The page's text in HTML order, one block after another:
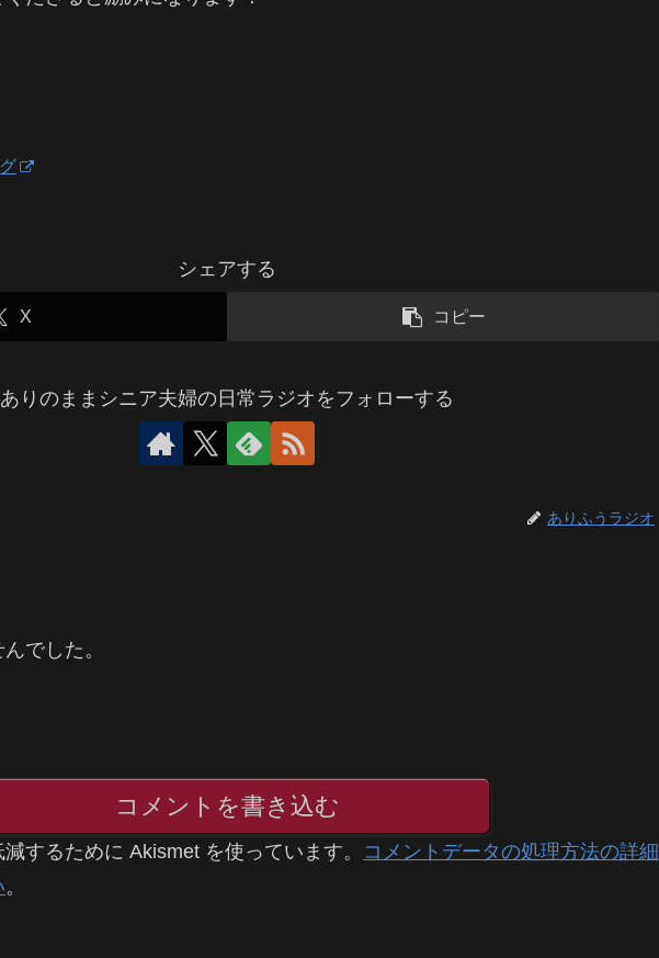
シェアする
X コピー
ありのままシニア夫婦の日常ラジオをフォローする
ありふうラジオ
でした。
コメントを書き込む
するために Akismet を使っています。 コメントデータの処理方法の詳細
。